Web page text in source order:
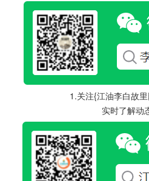
1.关注{江油李白故
实时了解动